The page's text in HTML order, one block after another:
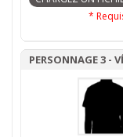
*
PERSONNAGE 3 -